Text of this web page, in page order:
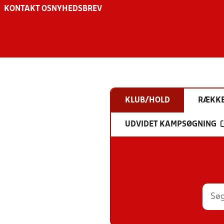
KONTAKT OS NYHEDSBREV
KLUB/HOLD
UDVIDET KAMPSØGNING